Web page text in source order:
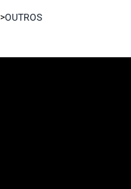
>OUTROS